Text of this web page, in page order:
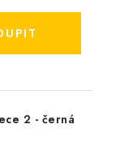
2 - černá